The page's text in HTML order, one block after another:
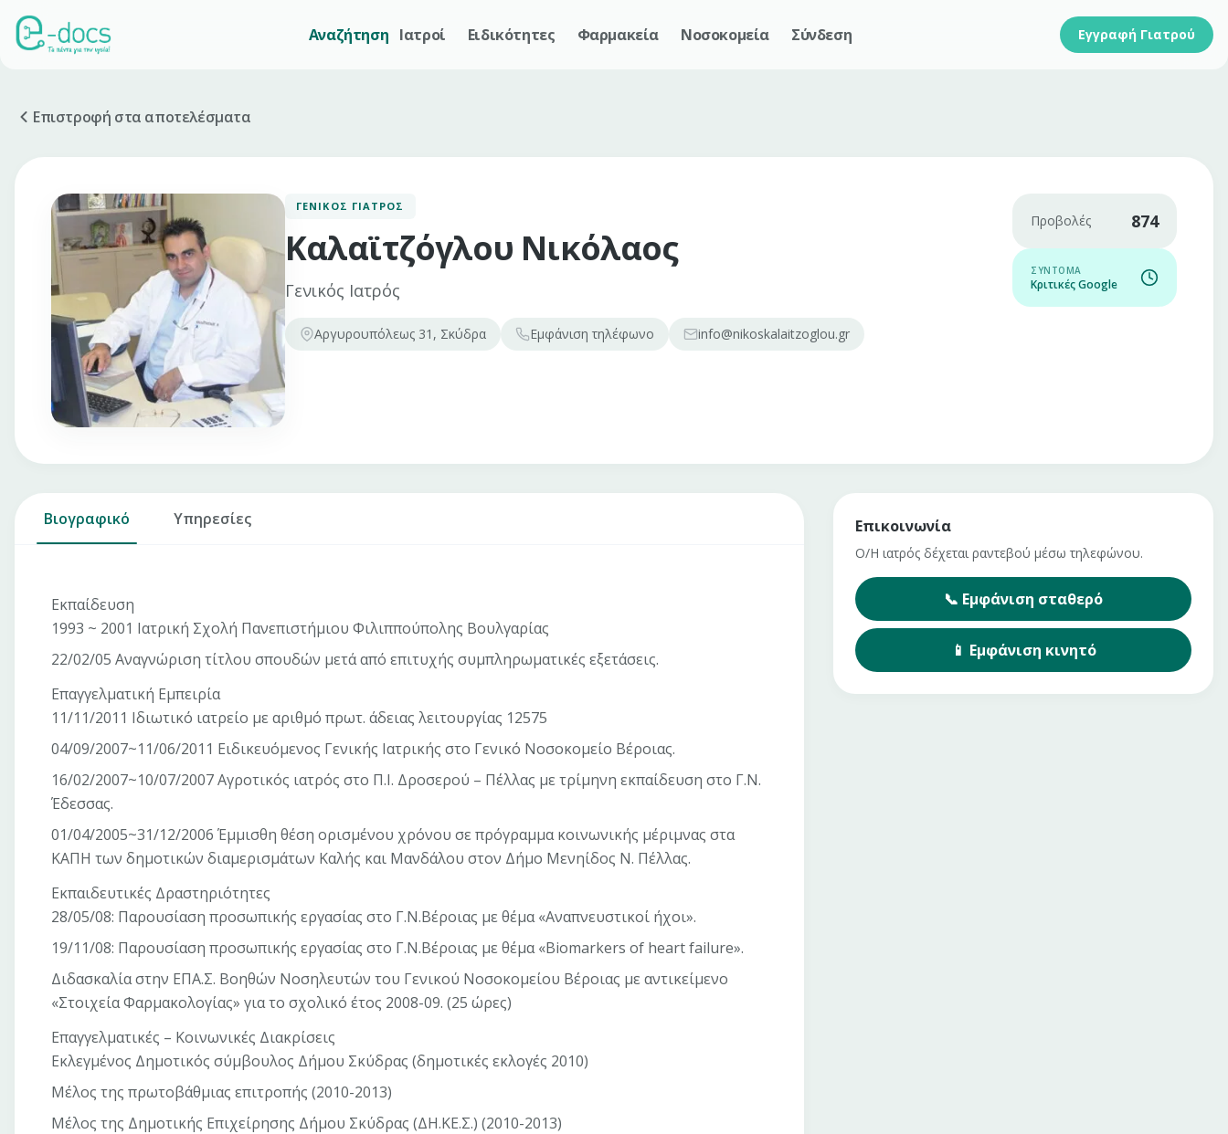
Αναζήτηση Ιατροί Ειδικότητες Φαρμακεία Νοσοκομεία Σύνδεση Εγγραφή Γιατρού
Επιστροφή στα αποτελέσματα
ΓΕΝΙΚΌΣ ΓΙΑΤΡΌΣ
Καλαϊτζόγλου Νικόλαος
Γενικός Ιατρός
Αργυρουπόλεως 31, Σκύδρα Εμφάνιση τηλέφωνο info@nikoskalaitzoglou.gr
Προβολές 874
ΣΎΝΤΟΜΑ
Κριτικές Google
Βιογραφικό Υπηρεσίες
Εκπαίδευση
1993 ~ 2001 Ιατρική Σχολή Πανεπιστήμιου Φιλιππούπολης Βουλγαρίας
22/02/05 Αναγνώριση τίτλου σπουδών μετά από επιτυχής συμπληρωματικές εξετάσεις.
Επαγγελματική Εμπειρία
11/11/2011 Ιδιωτικό ιατρείο με αριθμό πρωτ. άδειας λειτουργίας 12575
04/09/2007~11/06/2011 Ειδικευόμενος Γενικής Ιατρικής στο Γενικό Νοσοκομείο Βέροιας.
16/02/2007~10/07/2007 Αγροτικός ιατρός στο Π.Ι. Δροσερού – Πέλλας με τρίμηνη εκπαίδευση στο Γ.Ν.
Έδεσσας.
01/04/2005~31/12/2006 Έμμισθη θέση ορισμένου χρόνου σε πρόγραμμα κοινωνικής μέριμνας στα
ΚΑΠΗ των δημοτικών διαμερισμάτων Καλής και Μανδάλου στον Δήμο Μενηίδος Ν. Πέλλας.
Εκπαιδευτικές Δραστηριότητες
28/05/08: Παρουσίαση προσωπικής εργασίας στο Γ.Ν.Βέροιας με θέμα «Αναπνευστικοί ήχοι».
19/11/08: Παρουσίαση προσωπικής εργασίας στο Γ.Ν.Βέροιας με θέμα «Biomarkers of heart failure».
Διδασκαλία στην EΠΑ.Σ. Βοηθών Νοσηλευτών του Γενικού Νοσοκομείου Βέροιας με αντικείμενο
«Στοιχεία Φαρμακολογίας» για το σχολικό έτος 2008-09. (25 ώρες)
Επαγγελματικές – Κοινωνικές Διακρίσεις
Εκλεγμένος Δημοτικός σύμβουλος Δήμου Σκύδρας (δημοτικές εκλογές 2010)
Μέλος της πρωτοβάθμιας επιτροπής (2010-2013)
Μέλος της Δημοτικής Επιχείρησης Δήμου Σκύδρας (ΔΗ.ΚΕ.Σ.) (2010-2013)
Επικοινωνία
Ο/Η ιατρός δέχεται ραντεβού μέσω τηλεφώνου.
📞 Εμφάνιση σταθερό
📱 Εμφάνιση κινητό